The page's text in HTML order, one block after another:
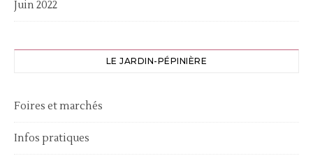
Juin 2022
LE JARDIN-PÉPINIÈRE
Foires et marchés
Infos pratiques